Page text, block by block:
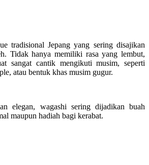
tradisional Jepang yang sering disajikan
Tidak hanya memiliki rasa yang lembut,
sangat cantik mengikuti musim, seperti
atau bentuk khas musim gugur.
elegan, wagashi sering dijadikan buah
maupun hadiah bagi kerabat.